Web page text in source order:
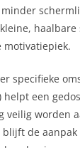
motivatiepiek.
specifieke
een
worden
de